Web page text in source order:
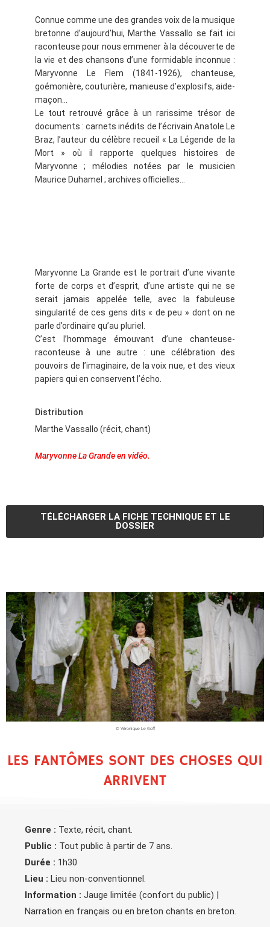
Connue comme une des grandes voix de la musique
bretonne d’aujourd’hui, Marthe Vassallo se fait ici
raconteuse pour nous emmener à la découverte de
la vie et des chansons d’une formidable inconnue :
Maryvonne Le Flem (1841-1926), chanteuse,
goémonière, couturière, manieuse d’explosifs, aide-
maçon…
Le tout retrouvé grâce à un rarissime trésor de
documents : carnets inédits de l’écrivain Anatole Le
Braz, l’auteur du célèbre recueil « La Légende de la
Mort » où il rapporte quelques histoires de
Maryvonne ; mélodies notées par le musicien
Maurice Duhamel ; archives officielles…
Maryvonne La Grande est le portrait d’une vivante
forte de corps et d’esprit, d’une artiste qui ne se
serait jamais appelée telle, avec la fabuleuse
singularité de ces gens dits « de peu » dont on ne
parle d’ordinaire qu’au pluriel.
C’est l’hommage émouvant d’une chanteuse-
raconteuse à une autre : une célébration des
pouvoirs de l’imaginaire, de la voix nue, et des vieux
papiers qui en conservent l’écho.
Distribution
Marthe Vassallo (récit, chant)
Maryvonne La Grande​ en vidéo.
TÉLÉCHARGER LA FICHE TECHNIQUE ET LE
DOSSIER
© Véronique Le Goff
LES FANTÔMES SONT DES CHOSES QUI
ARRIVENT
Genre : Texte, récit, chant.
Public : Tout public à partir de 7 ans.
Durée : 1h30
Lieu : Lieu non-conventionnel.
Information : Jauge limitée (confort du public) |
Narration en français ou en breton chants en breton.